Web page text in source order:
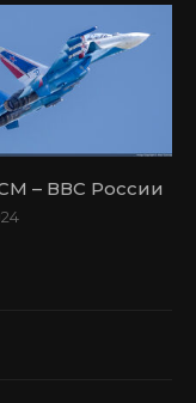
– ВВС России